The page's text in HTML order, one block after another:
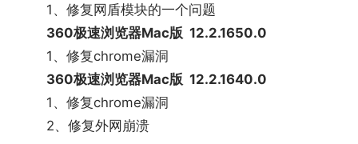
1、修复网盾模块的一个问题
360极速浏览器Mac版 12.2.1650.0
1、修复chrome漏洞
360极速浏览器Mac版 12.2.1640.0
1、修复chrome漏洞
2、修复外网崩溃